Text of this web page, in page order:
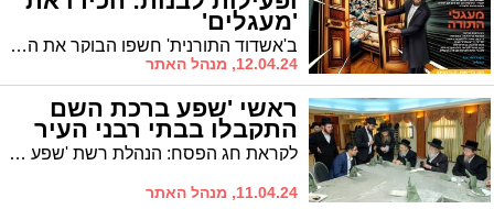
'מעגלים'
ב'אשדוד התורנית' חשפו הבוקר את הפעילות שתתקיים בימי בין הזמנים באמצעות תקציב התרבות הייעודי לציבור החסידי-ליטאי. ומדוע לא הופעלה ישיבת בין הזמנים עצמאית?
12.04.24, מנהל האתר
ראשי 'שפע ברכת השם
התקבלו בבתי רבני העיר
לקראת חג הפסח: הנהלת רשת 'שפע ברכת השם' עלתה למכור את החמץ ולהתברך במעונם של רבני אשדוד* ■ במהלך הביקור בירכו ועודדו הרבנים את התפתחות הסניף הגדול של הרשת בעיר שמביא רווחה גדולה וחיסכון לציבור החרדי: "הבאתם שפע ורווחה"
11.04.24, מנהל האתר